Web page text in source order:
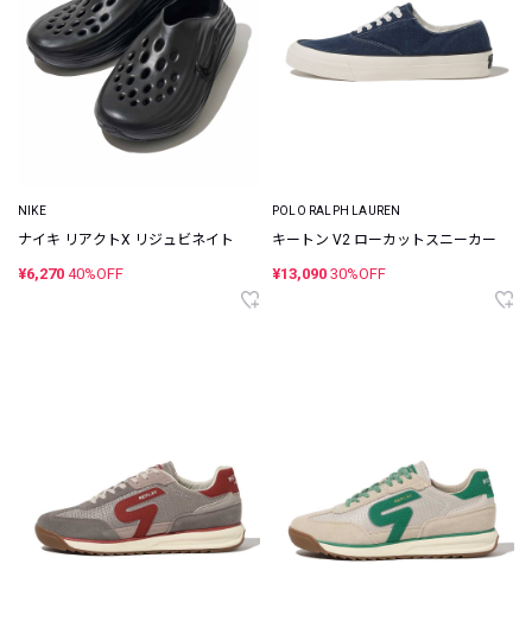
NIKE
ナイキ リアクトX リジュビネイト
¥6,270 40%OFF
POLO RALPH LAUREN
キートン V2 ローカットスニーカー
¥13,090 30%OFF